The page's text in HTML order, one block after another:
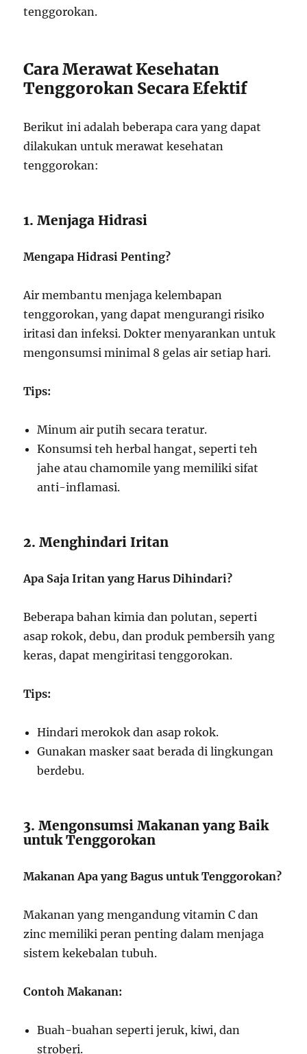
tenggorokan.
Cara Merawat Kesehatan
Tenggorokan Secara Efektif
Berikut ini adalah beberapa cara yang dapat
dilakukan untuk merawat kesehatan
tenggorokan:
1. Menjaga Hidrasi
Mengapa Hidrasi Penting?
Air membantu menjaga kelembapan
tenggorokan, yang dapat mengurangi risiko
iritasi dan infeksi. Dokter menyarankan untuk
mengonsumsi minimal 8 gelas air setiap hari.
Tips:
Minum air putih secara teratur.
Konsumsi teh herbal hangat, seperti teh
jahe atau chamomile yang memiliki sifat
anti-inflamasi.
2. Menghindari Iritan
Apa Saja Iritan yang Harus Dihindari?
Beberapa bahan kimia dan polutan, seperti
asap rokok, debu, dan produk pembersih yang
keras, dapat mengiritasi tenggorokan.
Tips:
Hindari merokok dan asap rokok.
Gunakan masker saat berada di lingkungan
berdebu.
3. Mengonsumsi Makanan yang Baik
untuk Tenggorokan
Makanan Apa yang Bagus untuk Tenggorokan?
Makanan yang mengandung vitamin C dan
zinc memiliki peran penting dalam menjaga
sistem kekebalan tubuh.
Contoh Makanan:
Buah-buahan seperti jeruk, kiwi, dan
stroberi.